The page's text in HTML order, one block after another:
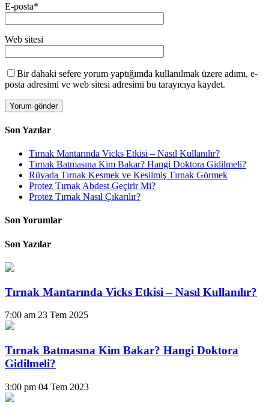
E-posta*
Web sitesi
Bir dahaki sefere yorum yaptığımda kullanılmak üzere adımı, e-
posta adresimi ve web sitesi adresimi bu tarayıcıya kaydet.
Son Yazılar
Tırnak Mantarında Vicks Etkisi – Nasıl Kullanılır?
Tırnak Batmasına Kim Bakar? Hangi Doktora Gidilmeli?
Rüyada Tırnak Kesmek ve Kesilmiş Tırnak Görmek
Protez Tırnak Abdest Geçirir Mi?
Protez Tırnak Nasıl Çıkarılır?
Son Yorumlar
Son Yazılar
Tırnak Mantarında Vicks Etkisi – Nasıl Kullanılır?
7:00 am 23 Tem 2025
Tırnak Batmasına Kim Bakar? Hangi Doktora
Gidilmeli?
3:00 pm 04 Tem 2023